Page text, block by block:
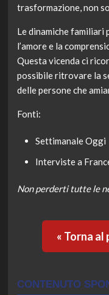
trasformazione, non
Le dinamiche familiari
l’amore e la
Questa vicenda ci
possibile ritrovare la
delle persone che
Fonti:
Settimanale Oggi
Interviste a
Non perderti tutte le
« Torna